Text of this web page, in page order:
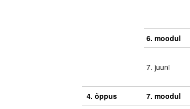
6. moodul
7. juuni
4. õppus
7. moodul